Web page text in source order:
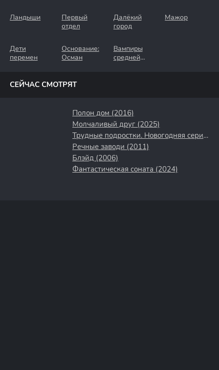
Ландыши
Первый
отдел
Далёкий
город
Мажор
Дети
перемен
Основание:
Осман
Вампиры
средней
СЕЙЧАС СМОТРЯТ
Полон дом (2016)
Молчаливый друг (2025)
Трудные подростки. Новогодняя серия (2021)
Речные заводи (2011)
Блэйд (2006)
Фантастическая соната (2024)